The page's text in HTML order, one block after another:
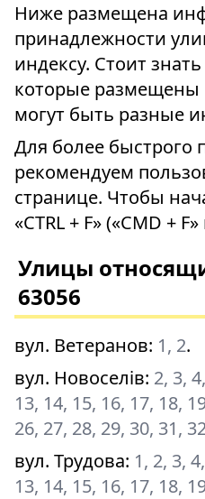
Ниже размещена
принадлежности
индексу. Стоит
которые размещены
могут быть разные
Для более
рекомендуем
странице. Чтобы
«CTRL + F» («CMD +
Улицы
63056
вул. Ветеранов: 1, 2.
вул. Новоселів: 2, 3,
13, 14, 15, 16, 17, 18,
26, 27, 28, 29, 30, 31,
вул. Трудова: 1, 2, 3,
13, 14, 15, 16, 17, 18,